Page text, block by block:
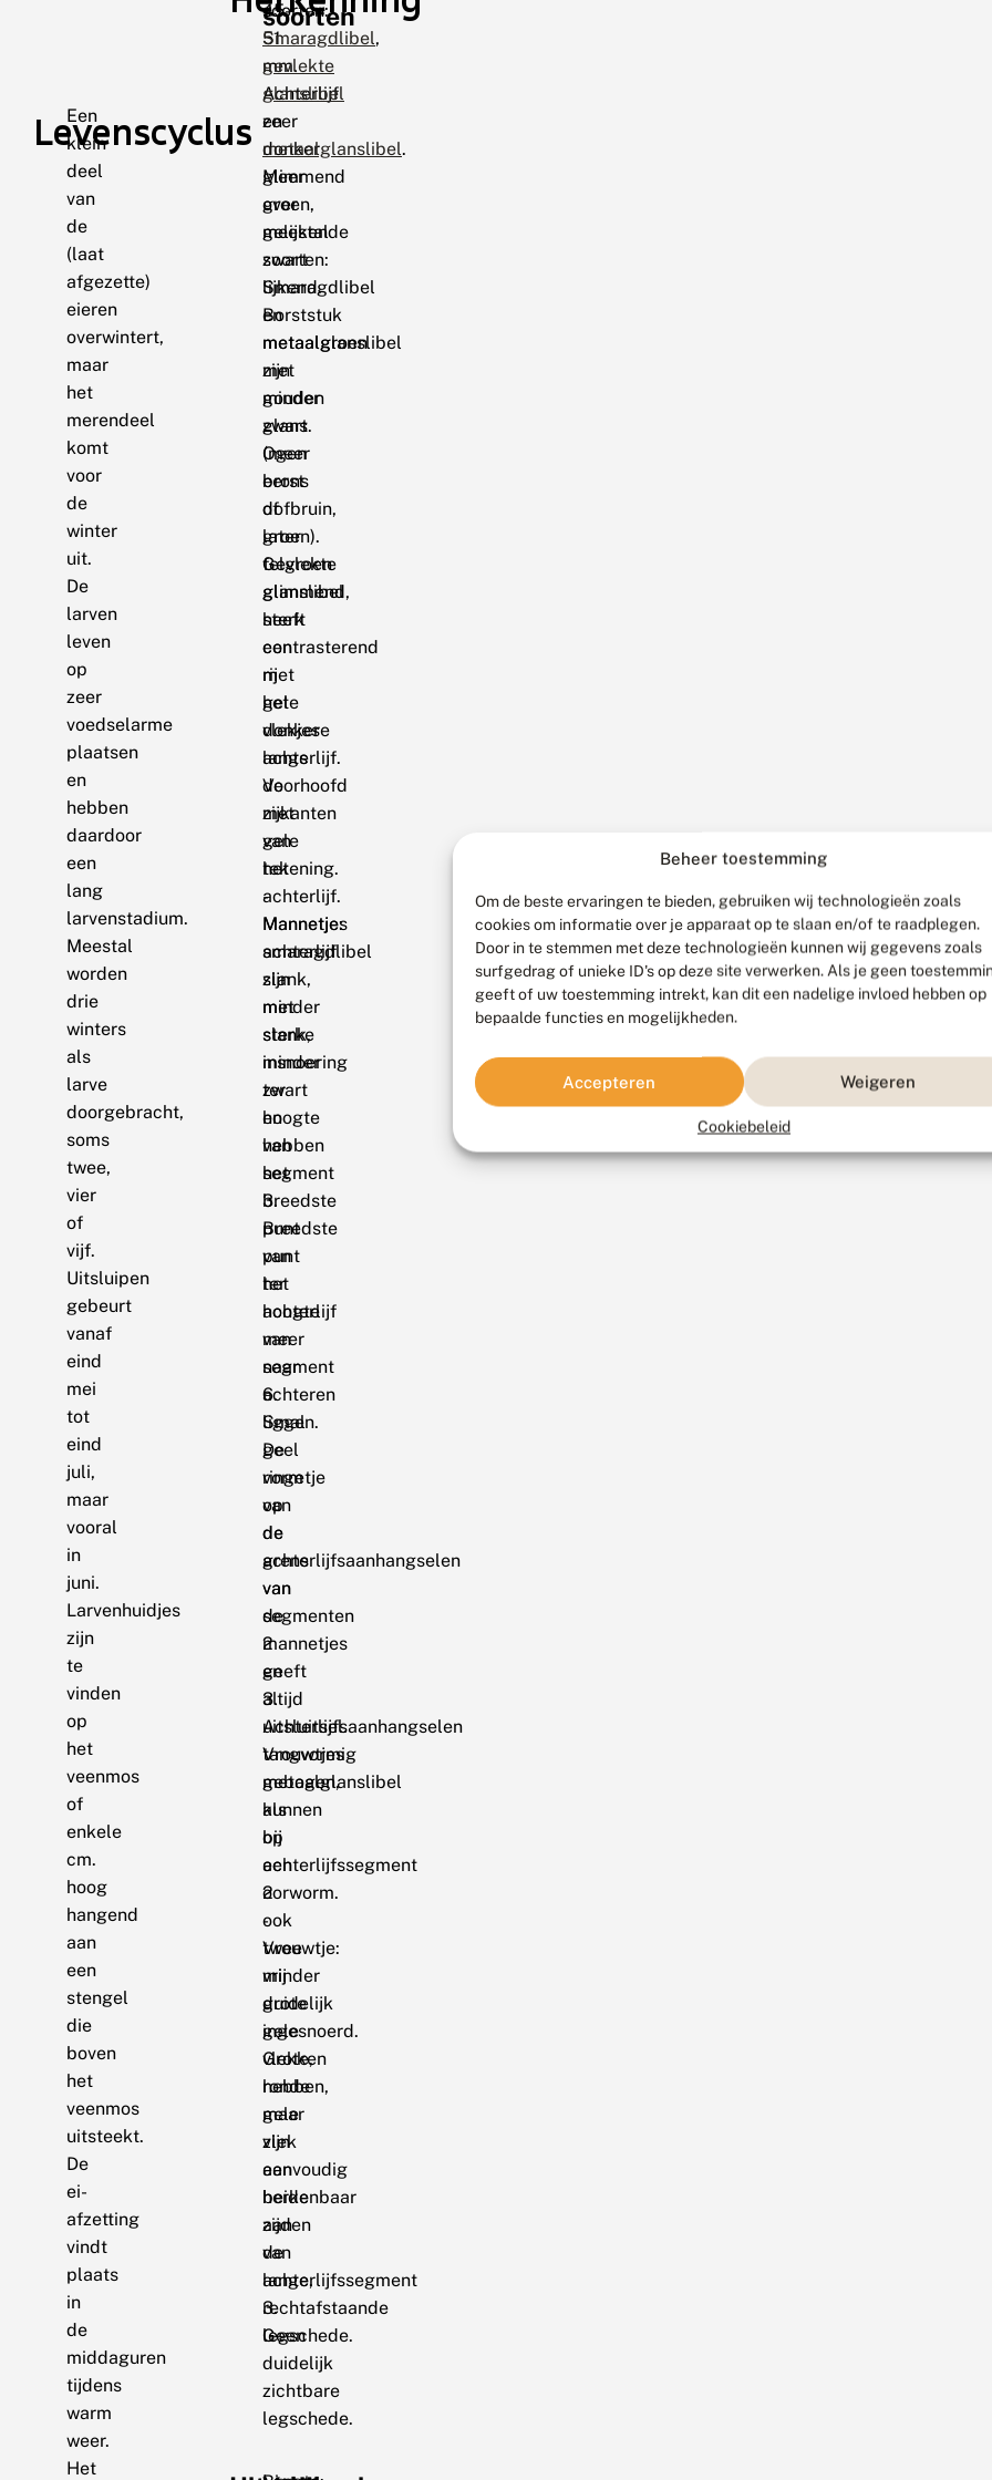
Beheer toestemming
Om de beste ervaringen te bieden, gebruiken wij technologieën zoals
cookies om informatie over je apparaat op te slaan en/of te raadplegen.
Door in te stemmen met deze technologieën kunnen wij gegevens zoals
surfgedrag of unieke ID's op deze site verwerken. Als je geen
geeft of uw toestemming intrekt, kan dit een nadelige invloed hebben op
bepaalde functies en mogelijkheden.
Accepteren Weigeren
Cookiebeleid
Levenscyclus
Een
klein
deel
van
de
(laat
afgezette)
eieren
overwintert,
maar
het
merendeel
komt
voor
de
winter
uit.
De
larven
leven
op
zeer
voedselarme
plaatsen
en
hebben
daardoor
een
lang
larvenstadium.
Meestal
worden
drie
winters
als
larve
doorgebracht,
soms
twee,
vier
of
vijf.
Uitsluipen
gebeurt
vanaf
eind
mei
tot
eind
juli,
maar
vooral
in
juni.
Larvenhuidjes
zijn
te
vinden
op
het
veenmos
of
enkele
cm.
hoog
hangend
aan
een
stengel
die
boven
het
veenmos
uitsteekt.
De
ei-
afzetting
vindt
plaats
in
de
middaguren
tijdens
warm
weer.
Het
45-
51
mm.
Achterlijf
zeer
donker
glimmend
groen,
meestal
zwart
lijkend.
Borststuk
metaalgroen
met
gouden
glans.
Ogen
eerst
dofbruin,
later
felgroen
glimmend,
sterk
contrasterend
met
het
donkere
achterlijf.
Voorhoofd
met
gele
tekening.
-
Mannetje:
achterlijf
slank,
met
sterke
insnoering
ter
hoogte
van
segment
3.
Breedste
punt
ter
hoogte
van
segment
6.
Smal
geel
ringetje
op
de
grens
van
segmenten
2
en
3.
Achterlijfsaanhangselen
tangvormig
gebogen,
als
bij
een
oorworm.
-
Vrouwtje:
minder
duidelijk
ingesnoerd.
Grote,
ronde
gele
vlek
aan
beide
zijden
van
achterlijfssegment
3.
Geen
duidelijk
zichtbare
legschede.
soorten
soorten:
Smaragdlibel,
gevlekte
glanslibel
en
metaalglanslibel.
Meer
over
gelijkende
soorten:
Smaragdlibel
en
metaalglanslibel
zijn
minder
zwart
(meer
brons
of
groen).
Gevlekte
glanslibel
heeft
een
rij
gele
vlekjes
langs
de
zijkanten
van
het
achterlijf.
Mannetjes
smaragdlibel
zijn
minder
slank,
minder
zwart
en
hebben
het
breedste
punt
van
het
achterlijf
meer
naar
achteren
liggen.
De
vorm
van
de
achterlijfsaanhangselen
van
de
mannetjes
geeft
altijd
uitsluitsel.
Vrouwtjes
metaalglanslibel
kunnen
op
achterlijfssegment
2
ook
twee
vrij
grote
gele
vlekken
hebben,
maar
zijn
eenvoudig
herkenbaar
aan
de
lange,
rechtafstaande
legschede.